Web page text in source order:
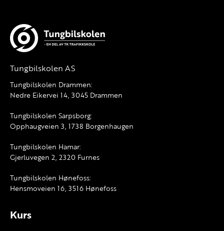
Tungbilskolen AS
Tungbilskolen Drammen:
Nedre Eikervei 14, 3045 Drammen
Tungbilskolen Sarpsborg:
Opphaugveien 3, 1738 Borgenhaugen
Tungbilskolen Hamar:
Gjerluvegen 2, 2320 Furnes
Tungbilskolen Hønefoss:
Hensmoveien 16, 3516 Hønefoss
Kurs